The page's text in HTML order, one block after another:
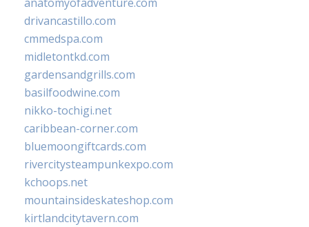
drivancastillo.com
cmmedspa.com
midletontkd.com
gardensandgrills.com
basilfoodwine.com
nikko-tochigi.net
caribbean-corner.com
bluemoongiftcards.com
rivercitysteampunkexpo.com
kchoops.net
mountainsideskateshop.com
kirtlandcitytavern.com